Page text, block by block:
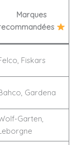
Marques
Fiskars
Gardena
Garten,